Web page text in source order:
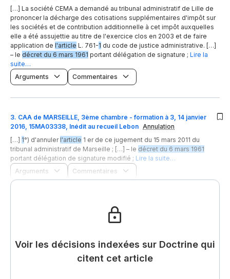
[…] La société CEMA a demandé au tribunal administratif de Lille de
prononcer la décharge des cotisations supplémentaires d'impôt sur
les sociétés et de contribution additionnelle à cet impôt auxquelles
elle a été assujettie au titre de l'exercice clos en 2003 et de faire
application de l'article L. 761-1 du code de justice administrative. […]
– le décret du 6 mars 1961 portant délégation de signature ; Lire la
suite…
Arguments
Commentaires
3. CAA de MARSEILLE, 3ème chambre - formation à 3, 14 janvier
2016, 15MA03338, Inédit au recueil Lebon Annulation
[…] 1°) d'annuler l'article 1 er de ce jugement du 15 mars 2011 du
tribunal administratif de Marseille ; […] – le décret du 6 mars 1961
portant délégation de signature modifié ; Lire la suite…
Arguments
Commentaires
Voir les décisions indexées sur Doctrine qui
citent cet article